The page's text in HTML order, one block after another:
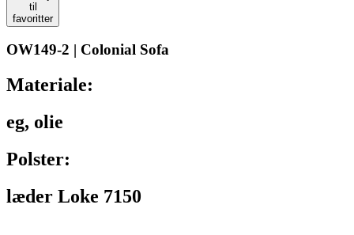
til
favoritter
OW149-2 | Colonial Sofa
Materiale:
eg, olie
Polster:
læder Loke 7150